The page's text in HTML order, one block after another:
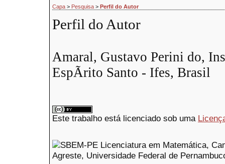
Capa > Pesquisa > Perfil do Autor
Perfil do Autor
Amaral, Gustavo Perini do,
EspÃ­rito Santo - Ifes, Brasil
Este trabalho está licenciado sob uma